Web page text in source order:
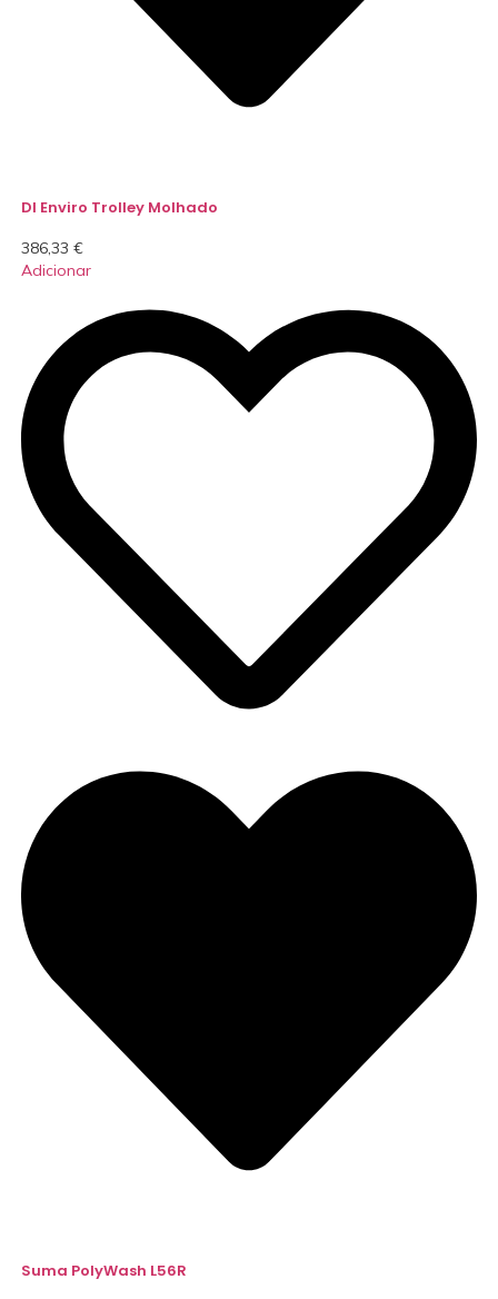
DI Enviro Trolley Molhado
386,33 €
Adicionar
Suma PolyWash L56R